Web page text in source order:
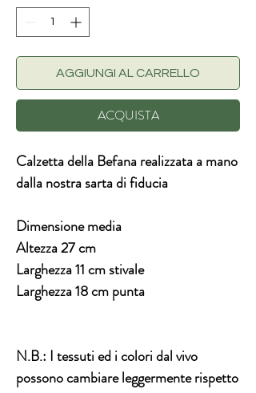
AGGIUNGI AL CARRELLO
ACQUISTA
Calzetta della Befana realizzata a mano
dalla nostra sarta di fiducia
Dimensione media
Altezza 27 cm
Larghezza 11 cm stivale
Larghezza 18 cm punta
N.B.: I tessuti ed i colori dal vivo
possono cambiare leggermente rispetto